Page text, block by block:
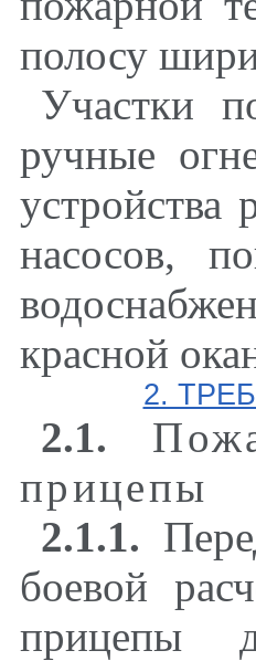
полосу
Участки
ручные
устройства
насосов,
красной
2.
2.1.
прицепы
2.1.1.
боевой
прицепы